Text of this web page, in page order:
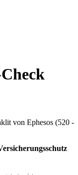
von Ephesos (520 -